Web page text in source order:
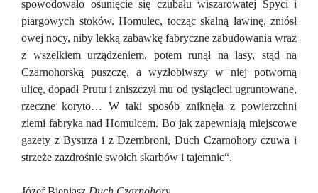
spowodowało osunięcie się czubału wiszarowatej Spyci i
piargowych stoków. Homulec, tocząc skalną lawinę, zniósł
owej nocy, niby lekką zabawkę fabryczne zabudowania wraz
z wszelkiem urządzeniem, potem runął na lasy, stąd na
Czarnohorską puszczę, a wyżłobiwszy w niej potworną
ulicę, dopadł Prutu i zniszczył mu od tysiącleci ugruntowane,
rzeczne koryto… W taki sposób zniknęła z powierzchni
ziemi fabryka nad Homulcem. Bo jak zapewniają miejscowe
gazety z Bystrza i z Dzembroni, Duch Czarnohory czuwa i
strzeże zazdrośnie swoich skarbów i tajemnic“.